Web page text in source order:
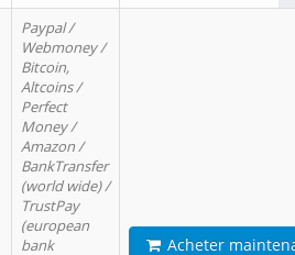
Paypal /
Webmoney /
Bitcoin,
Altcoins /
Perfect
Money /
Amazon /
BankTransfer
(world wide) /
TrustPay
(european
bank
Acheter